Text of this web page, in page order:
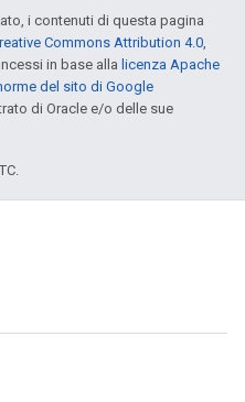
i contenuti di questa pagina
Commons Attribution 4.0,
in base alla licenza Apache
del sito di Google
di Oracle e/o delle sue